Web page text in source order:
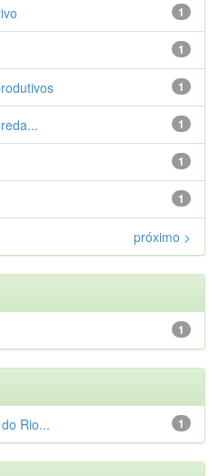
1
1
1
1
1
1
próximo >
1
1
Rio...